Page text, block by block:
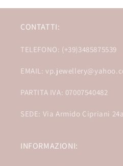
CONTATTI:
TELEFONO: (+39)3485875539
EMAIL:
PARTITA IVA: 07007540482
SEDE: Via Armido Cipriani
INFORMAZIONI: